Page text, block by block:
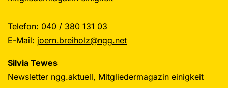
Telefon: 040 / 380 131 03
E-Mail: joern.breiholz@ngg.net
Silvia Tewes
Newsletter ngg.aktuell, Mitgliedermagazin einigkeit